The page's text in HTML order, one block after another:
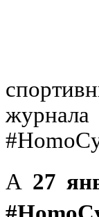
А 27